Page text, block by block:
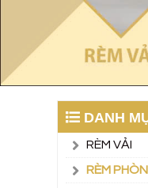
DANH
RÈM VẢI
RÈM